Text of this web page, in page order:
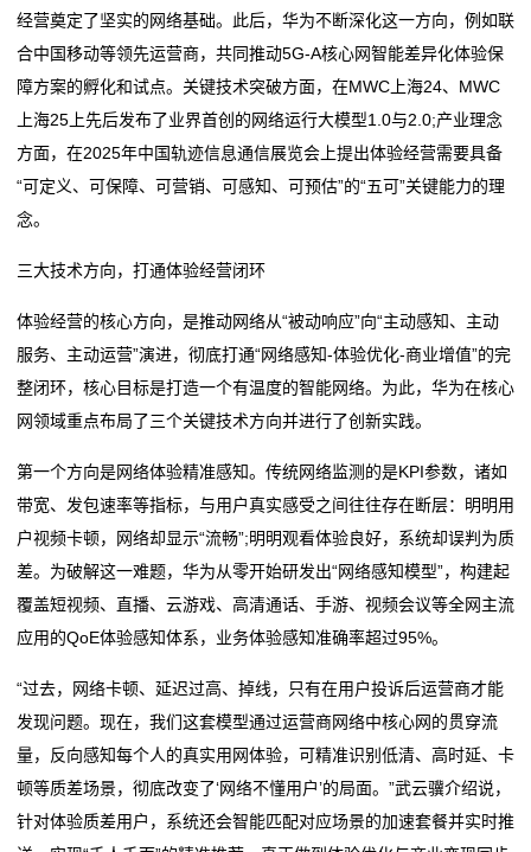
经营奠定了坚实的网络基础。此后，华为不断深化这一方向，例如联
合中国移动等领先运营商，共同推动5G-A核心网智能差异化体验保
障方案的孵化和试点。关键技术突破方面，在MWC上海24、MWC
上海25上先后发布了业界首创的网络运行大模型1.0与2.0;产业理念
方面，在2025年中国轨迹信息通信展览会上提出体验经营需要具备
“可定义、可保障、可营销、可感知、可预估”的“五可”关键能力的理
念。
三大技术方向，打通体验经营闭环
体验经营的核心方向，是推动网络从“被动响应”向“主动感知、主动
服务、主动运营”演进，彻底打通“网络感知-体验优化-商业增值”的完
整闭环，核心目标是打造一个有温度的智能网络。为此，华为在核心
网领域重点布局了三个关键技术方向并进行了创新实践。
第一个方向是网络体验精准感知。传统网络监测的是KPI参数，诸如
带宽、发包速率等指标，与用户真实感受之间往往存在断层：明明用
户视频卡顿，网络却显示“流畅”;明明观看体验良好，系统却误判为质
差。为破解这一难题，华为从零开始研发出“网络感知模型”，构建起
覆盖短视频、直播、云游戏、高清通话、手游、视频会议等全网主流
应用的QoE体验感知体系，业务体验感知准确率超过95%。
“过去，网络卡顿、延迟过高、掉线，只有在用户投诉后运营商才能
发现问题。现在，我们这套模型通过运营商网络中核心网的贯穿流
量，反向感知每个人的真实用网体验，可精准识别低清、高时延、卡
顿等质差场景，彻底改变了‘网络不懂用户’的局面。”武云骥介绍说，
针对体验质差用户，系统还会智能匹配对应场景的加速套餐并实时推